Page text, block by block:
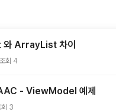
ArrayList 차이
조회 4
- ViewModel 예제
3